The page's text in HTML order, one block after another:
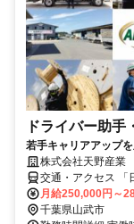
ドライバー助手
若手キャリアアップ
株式会社天野産業
交通・アクセス 「
月給250,000円～
千葉県山武市